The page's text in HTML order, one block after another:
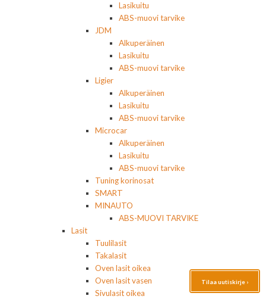
Lasikuitu
ABS-muovi tarvike
JDM
Alkuperäinen
Lasikuitu
ABS-muovi tarvike
Ligier
Alkuperäinen
Lasikuitu
ABS-muovi tarvike
Microcar
Alkuperäinen
Lasikuitu
ABS-muovi tarvike
Tuning korinosat
SMART
MINAUTO
ABS-MUOVI TARVIKE
Lasit
Tuulilasit
Takalasit
Oven lasit oikea
Oven lasit vasen
Sivulasit oikea
Tilaa uutiskirje ›